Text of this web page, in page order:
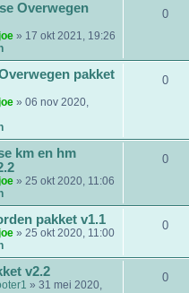
Overwegen
» 17 okt 2021, 19:26
0
pakket
» 06 nov 2020,
0
km en hm
» 25 okt 2020, 11:06
0
pakket v1.1
» 25 okt 2020, 11:00
0
v2.2
» 31 mei 2020,
0